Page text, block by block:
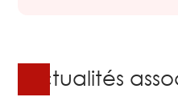
Actualités